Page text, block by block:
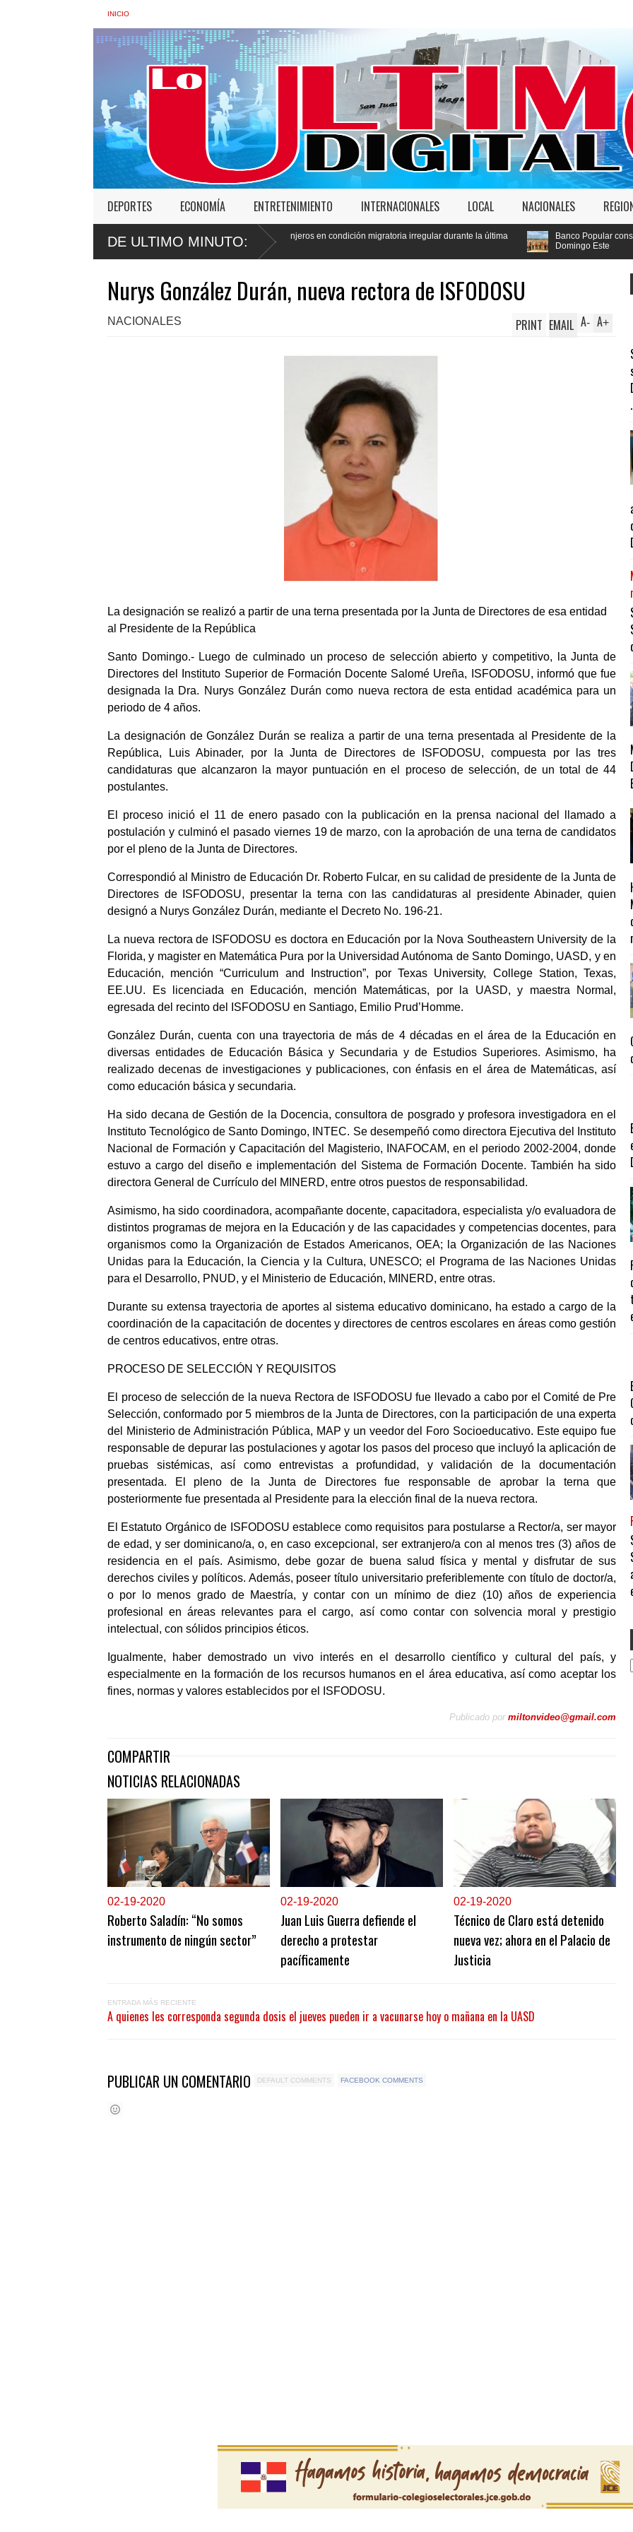
INICIO
DEPORTES ECONOMÍA ENTRETENIMIENTO INTERNACIONALES LOCAL NACIONALES
DE ULTIMO MINUTO:
Gobierno deportó 7,237 extranjeros en condición migratoria irregular durante la última
semana
Banco Popular constata avances de City
Nurys González Durán, nueva rectora de ISFODOSU
NACIONALES A+
A-
PRINT EMAIL
La designación se realizó a partir de una terna presentada por la Junta de Directores de esa entidad
al Presidente de la República
Santo Domingo.- Luego de culminado un proceso de selección abierto y competitivo, la Junta de
Directores del Instituto Superior de Formación Docente Salomé Ureña, ISFODOSU, informó que fue
designada la Dra. Nurys González Durán como nueva rectora de esta entidad académica para un
periodo de 4 años.
La designación de González Durán se realiza a partir de una terna presentada al Presidente de la
República, Luis Abinader, por la Junta de Directores de ISFODOSU, compuesta por las tres
candidaturas que alcanzaron la mayor puntuación en el proceso de selección, de un total de 44
postulantes.
El proceso inició el 11 de enero pasado con la publicación en la prensa nacional del llamado a
postulación y culminó el pasado viernes 19 de marzo, con la aprobación de una terna de candidatos
por el pleno de la Junta de Directores.
Correspondió al Ministro de Educación Dr. Roberto Fulcar, en su calidad de presidente de la Junta de
Directores de ISFODOSU, presentar la terna con las candidaturas al presidente Abinader, quien
designó a Nurys González Durán, mediante el Decreto No. 196-21.
La nueva rectora de ISFODOSU es doctora en Educación por la Nova Southeastern University de la
Florida, y magister en Matemática Pura por la Universidad Autónoma de Santo Domingo, UASD, y en
Educación, mención “Curriculum and Instruction”, por Texas University, College Station, Texas,
EE.UU. Es licenciada en Educación, mención Matemáticas, por la UASD, y maestra Normal,
egresada del recinto del ISFODOSU en Santiago, Emilio Prud’Homme.
González Durán, cuenta con una trayectoria de más de 4 décadas en el área de la Educación en
diversas entidades de Educación Básica y Secundaria y de Estudios Superiores. Asimismo, ha
realizado decenas de investigaciones y publicaciones, con énfasis en el área de Matemáticas, así
como educación básica y secundaria.
Ha sido decana de Gestión de la Docencia, consultora de posgrado y profesora investigadora en el
Instituto Tecnológico de Santo Domingo, INTEC. Se desempeñó como directora Ejecutiva del Instituto
Nacional de Formación y Capacitación del Magisterio, INAFOCAM, en el periodo 2002-2004, donde
estuvo a cargo del diseño e implementación del Sistema de Formación Docente. También ha sido
directora General de Currículo del MINERD, entre otros puestos de responsabilidad.
Asimismo, ha sido coordinadora, acompañante docente, capacitadora, especialista y/o evaluadora de
distintos programas de mejora en la Educación y de las capacidades y competencias docentes, para
organismos como la Organización de Estados Americanos, OEA; la Organización de las Naciones
Unidas para la Educación, la Ciencia y la Cultura, UNESCO; el Programa de las Naciones Unidas
para el Desarrollo, PNUD, y el Ministerio de Educación, MINERD, entre otras.
Durante su extensa trayectoria de aportes al sistema educativo dominicano, ha estado a cargo de la
coordinación de la capacitación de docentes y directores de centros escolares en áreas como gestión
de centros educativos, entre otras.
PROCESO DE SELECCIÓN Y REQUISITOS
El proceso de selección de la nueva Rectora de ISFODOSU fue llevado a cabo por el Comité de Pre
Selección, conformado por 5 miembros de la Junta de Directores, con la participación de una experta
del Ministerio de Administración Pública, MAP y un veedor del Foro Socioeducativo. Este equipo fue
responsable de depurar las postulaciones y agotar los pasos del proceso que incluyó la aplicación de
pruebas sistémicas, así como entrevistas a profundidad, y validación de la documentación
presentada. El pleno de la Junta de Directores fue responsable de aprobar la terna que
posteriormente fue presentada al Presidente para la elección final de la nueva rectora.
El Estatuto Orgánico de ISFODOSU establece como requisitos para postularse a Rector/a, ser mayor
de edad, y ser dominicano/a, o, en caso excepcional, ser extranjero/a con al menos tres (3) años de
residencia en el país. Asimismo, debe gozar de buena salud física y mental y disfrutar de sus
derechos civiles y políticos. Además, poseer título universitario preferiblemente con título de doctor/a,
o por lo menos grado de Maestría, y contar con un mínimo de diez (10) años de experiencia
profesional en áreas relevantes para el cargo, así como contar con solvencia moral y prestigio
intelectual, con sólidos principios éticos.
Igualmente, haber demostrado un vivo interés en el desarrollo científico y cultural del país, y
especialmente en la formación de los recursos humanos en el área educativa, así como aceptar los
fines, normas y valores establecidos por el ISFODOSU.
Publicado por miltonvideo@gmail.com
COMPARTIR
NOTICIAS RELACIONADAS
02-19-2020
Roberto Saladín: “No somos
instrumento de ningún sector”
02-19-2020
Juan Luis Guerra defiende el
derecho a protestar
pacíficamente
02-19-2020
Técnico de Claro está detenido
nueva vez; ahora en el Palacio de
Justicia
ENTRADA MÁS RECIENTE
A quienes les corresponda segunda dosis el jueves pueden ir a vacunarse hoy o mañana en la UASD
PUBLICAR UN COMENTARIO DEFAULT COMMENTS FACEBOOK COMMENTS